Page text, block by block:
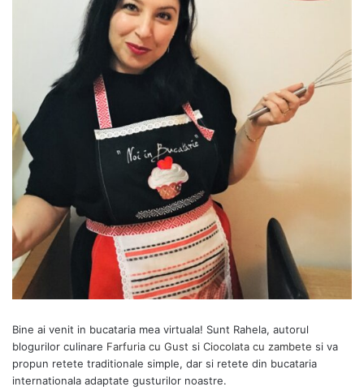
Bine ai venit in bucataria mea virtuala! Sunt Rahela, autorul
blogurilor culinare Farfuria cu Gust si Ciocolata cu zambete si va
propun retete traditionale simple, dar si retete din bucataria
internationala adaptate gusturilor noastre.